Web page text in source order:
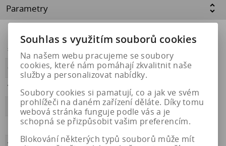
Parametry
Energetický
štítek
https://eprel.ec.europa.eu/qr/1558922
OBDOBÍ zimní
VALIVÝ ODPOR
PŘILNAVOST C
HLUČNOST 72
Souhlas s využitím souborů cookies
Na našem webu pracujeme se soubory
cookies, které nám pomáhají zkvalitnit naše
služby a personalizovat nabídky.
Soubory cookies si pamatují, co a jak ve svém
prohlížeči na daném zařízení děláte. Díky tomu
webová stránka funguje podle vás a je
schopná se přizpůsobit vašim preferencím.
Blokování některých typů souborů může mít